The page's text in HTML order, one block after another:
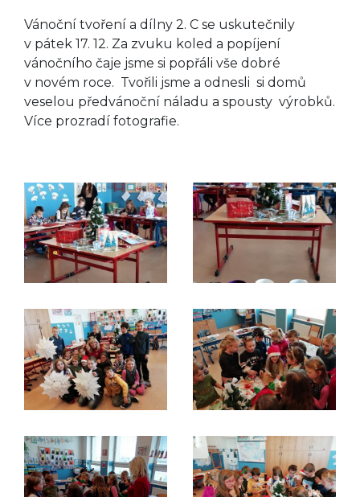
Vánoční tvoření a dílny 2. C se uskutečnily
v pátek 17. 12. Za zvuku koled a popíjení
vánočního čaje jsme si popřáli vše dobré
v novém roce. Tvořili jsme a odnesli si domů
veselou předvánoční náladu a spousty výrobků.
Více prozradí fotografie.